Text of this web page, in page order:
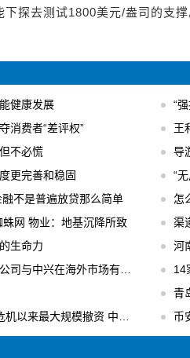
探去测试1800美元/盎司的支撑
健康发展
“
消费者“差评权”
王
不必慌
导
更完善和稳固
“
不是普遍放贷那么简单
怎
网 物业：地基沉降所致
渠
生命力
河
与中兴在海外市场有合作
14
青
最大规模撤资 中国不减反增
币